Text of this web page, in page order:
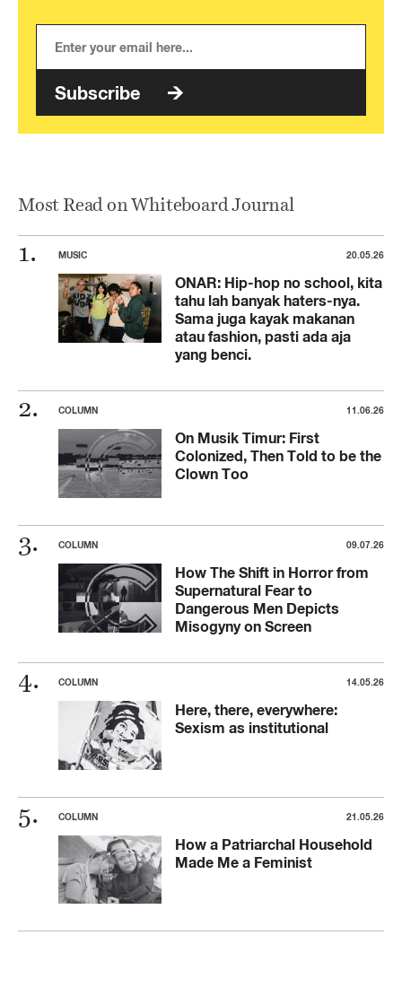
Subscribe
Most Read on Whiteboard Journal
MUSIC 20.05.26
ONAR: Hip-hop no school, kita
tahu lah banyak haters-nya.
Sama juga kayak makanan
atau fashion, pasti ada aja
yang benci.
COLUMN 11.06.26
On Musik Timur: First
Colonized, Then Told to be the
Clown Too
COLUMN 09.07.26
How The Shift in Horror from
Supernatural Fear to
Dangerous Men Depicts
Misogyny on Screen
COLUMN 14.05.26
Here, there, everywhere:
Sexism as institutional
COLUMN 21.05.26
How a Patriarchal Household
Made Me a Feminist